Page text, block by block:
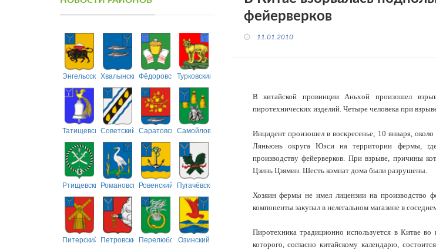
ЭнгельсскийХвалынскийФёдоровскийТурковский
ТатищевскийСоветский СаратовскийСамойловский
РтищевскийРомановскийРовенский Пугачёвский
Питерский ПетровскийПерелюбскийОзинский
фейерверков
11.01.2010
В китайской провинции Аньхой произошел
пиротехнических изделий. Четыре человека при
Инцидент произошел в воскресенье, 10 января,
Ляньюнь округа Юэси на территории фермы,
производству фейерверков. При взрыве, причины
Цзинь Цзямин. Шесть комнат дома были разрушены.
Хозяин фермы не имел лицензии на производство
компоненты закупал в нелегальном магазине в
Пиротехника традиционно используется в Китае во
которого, согласно китайскому календарю,